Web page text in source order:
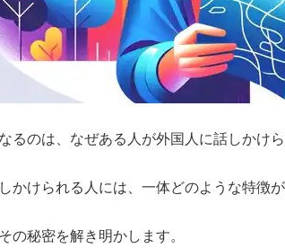
るのは、なぜある人が外国人に話しかけ
かけられる人には、一体どのような特徴が
の秘密を解き明かします。